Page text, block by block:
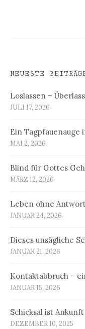
NEUESTE
Loslassen –
JULI 17, 2026
Ein Tagpfauenauge
MAI 2, 2026
Blind für Gottes
MÄRZ 12, 2026
Leben ohne
JANUAR 24, 2026
Dieses unsägliche
JANUAR 21, 2026
Kontaktabbruch –
JANUAR 15, 2026
Schicksal ist Ankunft
DEZEMBER 10, 2025